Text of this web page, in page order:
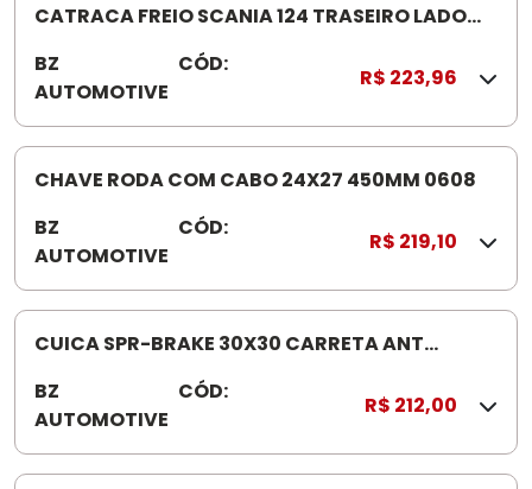
CATRACA FREIO SCANIA 124 TRASEIRO LADO
BZ
AUTOMOTIVE
CÓD:
0
2
0
R$ 223,96
CHAVE RODA COM CABO 24X27 450MM 0608
BZ
AUTOMOTIVE
CÓD:
0
8
R$ 219,10
CUICA SPR-BRAKE 30X30 CARRETA ANT
BZ
AUTOMOTIVE
CÓD:
1
5
R$ 212,00